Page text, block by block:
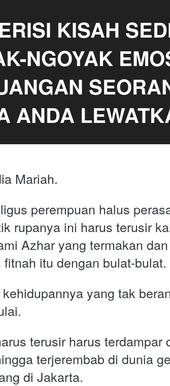
KISAH
NGOYAK
ANDA
Mariah.
perempuan halus
rupanya ini harus terusir
Azhar yang termakan dan
fitnah itu dengan bulat-bulat.
yang tak
terusir harus terdampar
terjerembab di dunia
di Jakarta.